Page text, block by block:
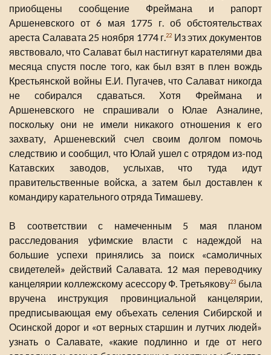
приобщены сообщение Фреймана и рапорт
Аршеневского от 6 мая 1775 г. об обстоятельствах
ареста Салавата 25 ноября 1774 г.22 Из этих документов
явствовало, что Салават был настигнут карателями два
месяца спустя после того, как был взят в плен вождь
Крестьянской войны Е.И. Пугачев, что Салават никогда
не собирался сдаваться. Хотя Фреймана и
Аршеневского не спрашивали о Юлае Азналине,
поскольку они не имели никакого отношения к его
захвату, Аршеневский счел своим долгом помочь
следствию и сообщил, что Юлай ушел с отрядом из-под
Катавских заводов, услыхав, что туда идут
правительственные войска, а затем был доставлен к
командиру карательного отряда Тимашеву.
В соответствии с намеченным 5 мая планом
расследования уфимские власти с надеждой на
большие успехи принялись за поиск «самоличных
свидетелей» действий Салавата. 12 мая переводчику
канцелярии коллежскому асессору Ф. Третьякову23 была
вручена инструкция провинциальной канцелярии,
предписывающая ему объехать селения Сибирской и
Осинской дорог и «от верных старшин и лутчих людей»
узнать о Салавате, «какие подлинно и где от него